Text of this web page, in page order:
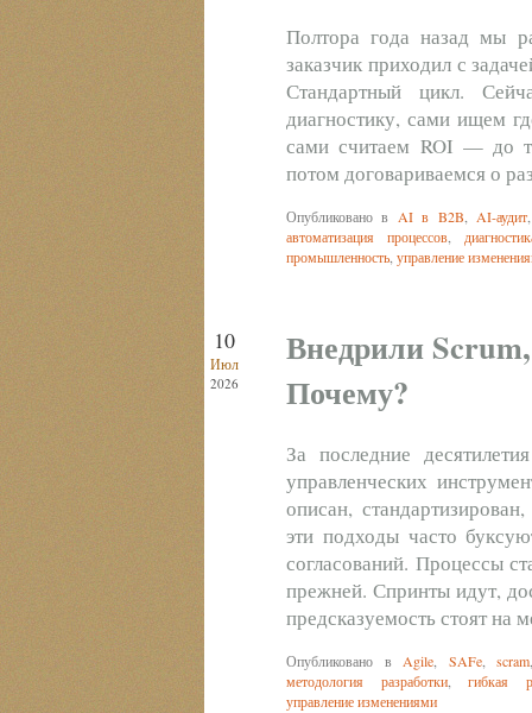
Полтора года назад мы
заказчик приходил с
Стандартный цикл.
диагностику, сами ищем
сами считаем ROI — до
потом договариваемся о
Опубликовано в AI в B2B, AI-аудит
автоматизация процессов,
промышленность,управление
10
Июл
2026
Внедрили
Почему?
За последние
управленческих
описан,
эти подходы часто
согласований. Процессы
прежней. Спринты идут,
предсказуемость стоят на
Опубликовано в Agile, SAFe, scram
методология разработки,гибкая
управление изменениями